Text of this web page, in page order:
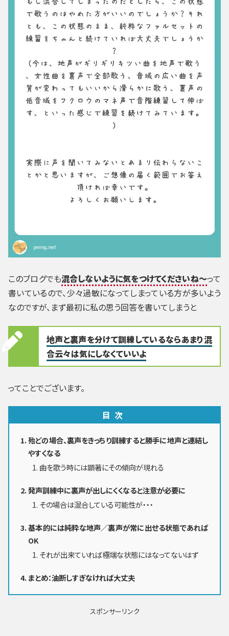
このブログでも混合しないように気をつけてくださいね～って
書いているので、少々過敏になってしまっている方が多いよう
なのですが、まず最初に私の思う回答を書いてしまうと
地声と裏声を分けて訓練しているならあまり混
合云々は気にしなくていいよ
ってことでございます。
目次
殆どの場合、裏声をきっちり訓練すると勝手に地声と連結し
やすくなる
曲を歌う時には顕著にその傾向が現れる
発声訓練中に裏声が出しにくくなると注意が必要に
その場合は混合している可能性が・・・
基本的には純粋な地声／裏声が常に出せる状態であれば
OK
それが出来ていれば極端な状態にはなってないはず
まとめ：油断しすぎなければ大丈夫
スポンサーリンク